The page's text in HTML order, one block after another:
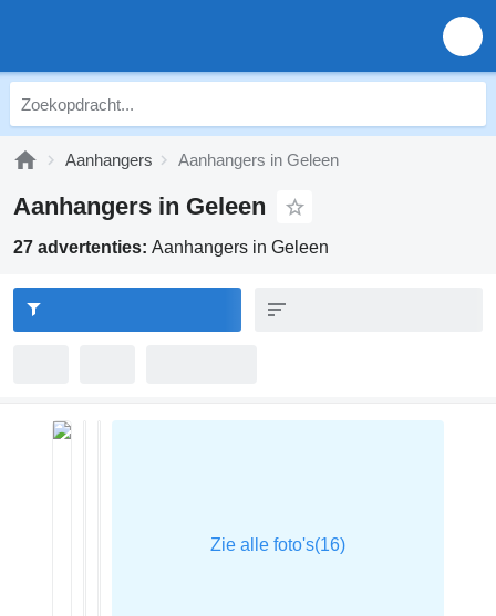
Aanhangers Aanhangers in Geleen
Aanhangers in Geleen
27 advertenties: Aanhangers in Geleen